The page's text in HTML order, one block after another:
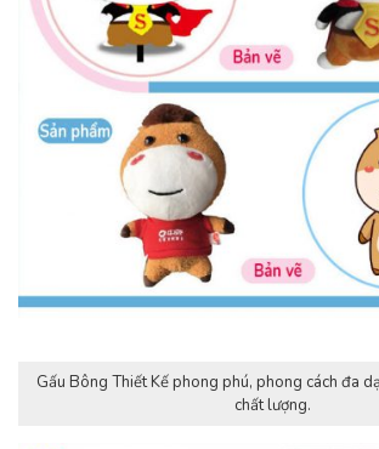
Gấu Bông Thiết Kế phong phú, phong cách đa
chất lượng.